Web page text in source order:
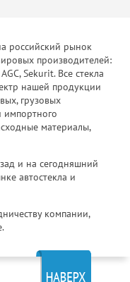
российский рынок
производителей:
Sekurit. Все стекла
нашей продукции
грузовых
импортного
материалы,
и на сегодняшний
автостекла и
компании,